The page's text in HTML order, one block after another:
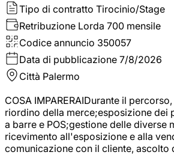
Tipo di contratto Tirocinio/Stage
Retribuzione Lorda 700 mensile
Codice annuncio 350057
Data di pubblicazione 7/8/2026
Città Palermo
COSA IMPARERAIDurante il
riordino della merce;esposizione dei
a barre e POS;gestione delle
ricevimento all'esposizione e alla
comunicazione con il cliente,